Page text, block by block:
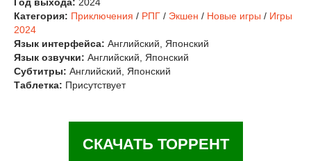
Категория: Приключения / РПГ / Экшен / Новые игры / Игры
2024
Язык интерфейса: Английский, Японский
Язык озвучки: Английский, Японский
Субтитры: Английский, Японский
Таблетка: Присутствует
СКАЧАТЬ ТОРРЕНТ